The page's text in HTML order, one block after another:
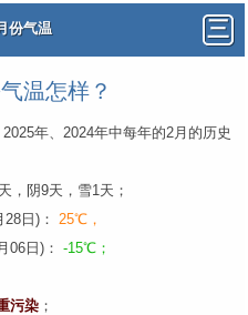
份气温
温怎样？
年、2024年中每年的2月的历史
，阴9天，雪1天；
日)： 25℃，
06日)： -15℃；
污染 ；